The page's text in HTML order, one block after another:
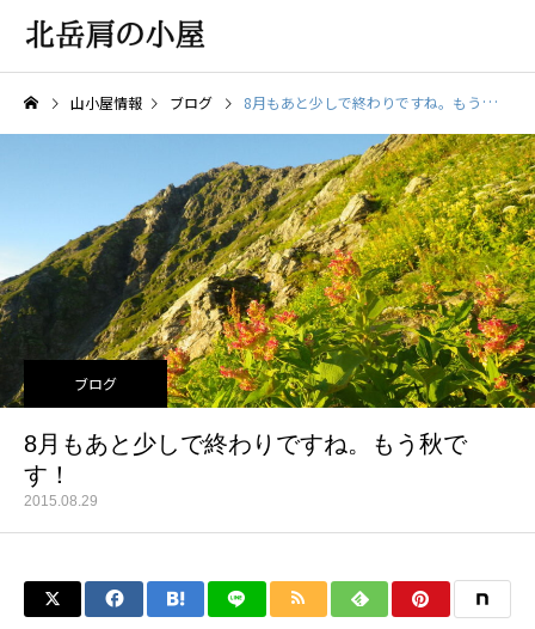
山小屋情報 ブログ 8月もあと少しで終わりですね。もう秋です！
ブログ
8月もあと少しで終わりですね。もう秋で
す！
2015.08.29